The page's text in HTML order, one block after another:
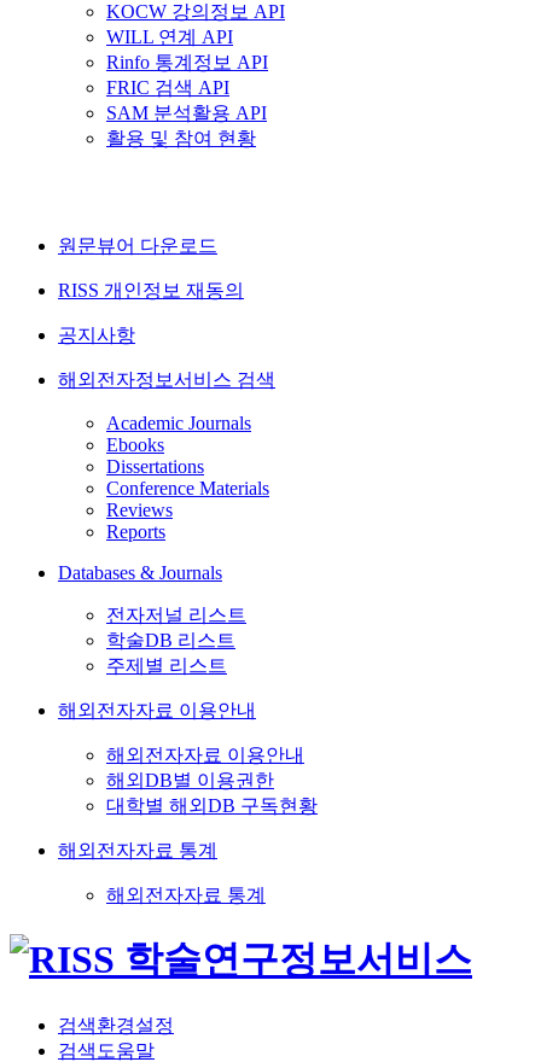
KOCW 강의정보 API
WILL 연계 API
Rinfo 통계정보 API
FRIC 검색 API
SAM 분석활용 API
활용 및 참여 현황
원문뷰어 다운로드
RISS 개인정보 재동의
공지사항
해외전자정보서비스 검색
Academic Journals
Ebooks
Dissertations
Conference Materials
Reviews
Reports
Databases & Journals
전자저널 리스트
학술DB 리스트
주제별 리스트
해외전자자료 이용안내
해외전자자료 이용안내
해외DB별 이용권한
대학별 해외DB 구독현황
해외전자자료 통계
해외전자자료 통계
검색환경설정
검색도움말